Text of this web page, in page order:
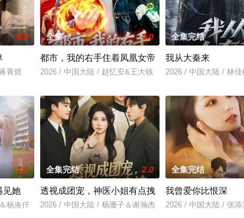
8.0
菁煜
全集 4.0
都市，我的右手住着凤凰女帝
2026 / 中国大陆 / 赵忆安&王大钱
全集完结
我从大秦来
2026 / 中国大陆 / 林佳
3.0
见她
杨洛仟
全集完结 2.0
透视成团宠，神医小姐有点拽
2026 / 中国大陆 / 杨珊子＆谢瀚杰
全集完结
我曾爱你比恨深
2026 / 中国大陆 / 张